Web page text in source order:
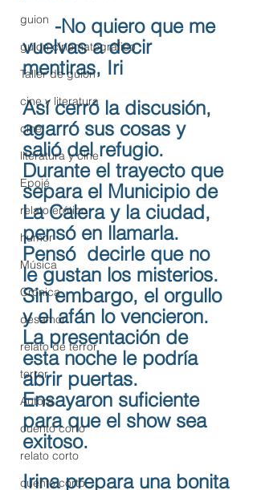
guion
guion cinematográfico
Taller de guion
cine y literatura
cine
literatura y cine
Epojé
relato erótico
humor
Música
Crónica
desamor
relato de terror
terror
Autora
cuento corto
relato corto
cuento corto
	-No quiero que me
vuelvas a decir
mentiras, Iri
Así cerró la discusión,
agarró sus cosas y
salió del refugio.
Durante el trayecto que
separa el Municipio de
La Calera y la ciudad,
pensó en llamarla.
Pensó  decirle que no
le gustan los misterios.
Sin embargo, el orgullo
y el afán lo vencieron.
La presentación de
esta noche le podría
abrir puertas.
Ensayaron suficiente
para que el show sea
exitoso.
Irina prepara una bonita